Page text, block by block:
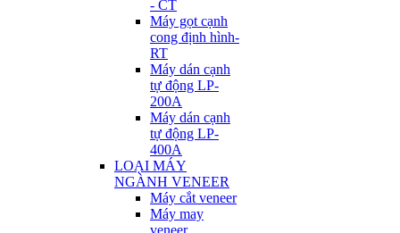
- CT
Máy gọt cạnh
cong định hình-
RT
Máy dán cạnh
tự động LP-
200A
Máy dán cạnh
tự động LP-
400A
LOẠI MÁY
NGÀNH VENEER
Máy cắt veneer
Máy may
veneer